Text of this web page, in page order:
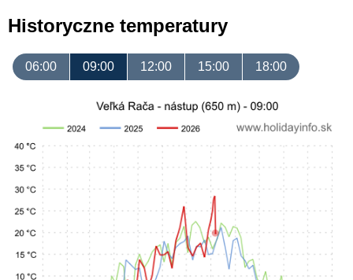
Historyczne temperatury
06:00 09:00 12:00 15:00 18:00